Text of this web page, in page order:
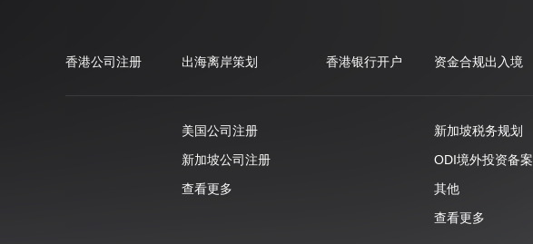
香港公司注册 出海离岸策划
美国公司注册
新加坡公司注册
查看更多
香港银行开户 资金合规出入境
新加坡税务规划
ODI境外投资备案
其他
查看更多